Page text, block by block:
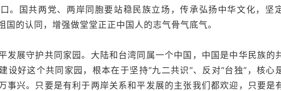
。国共两党、两岸同胞要站稳民族立场，传承弘扬中华文化，坚
国的认同，增强做堂堂正正中国人的志气骨气底气。
展守护共同家园。大陆和台湾同属一个中国，中国是中华民族的
设好这个共同家园，根本在于坚持“九二共识”、反对“台独”，核心
事兴。只要是有利于两岸关系和平发展的主张我们都欢迎，只要是